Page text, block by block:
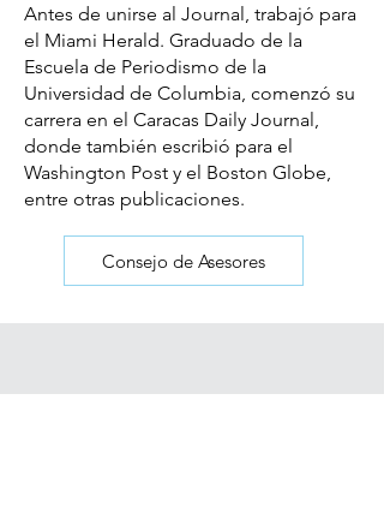
Antes de unirse al Journal, trabajó para
el Miami Herald. Graduado de la
Escuela de Periodismo de la
Universidad de Columbia, comenzó su
carrera en el Caracas Daily Journal,
donde también escribió para el
Washington Post y el Boston Globe,
entre otras publicaciones.
Consejo de Asesores